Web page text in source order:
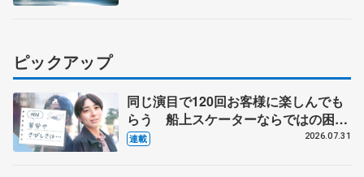
ピックアップ
同じ演目で120回お客様に楽しんでも
らう 船上スケーターならではの困難
とは 影響あったPIW前キャプテン松
連載 2026.07.31